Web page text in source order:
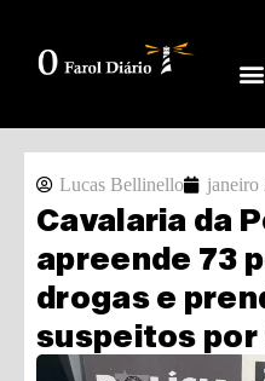
Lucas Bellinello janeiro
Cavalaria da
apreende 73
drogas e
suspeitos